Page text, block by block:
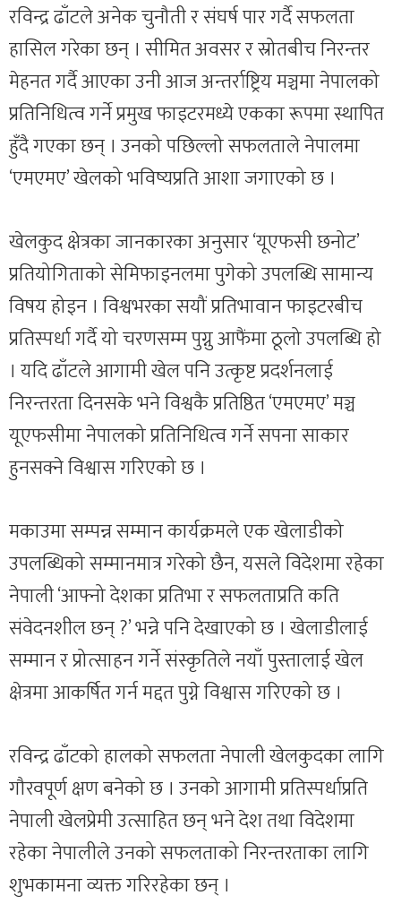
रविन्द्र ढाँटले अनेक चुनौती र संघर्ष पार गर्दै सफलता
हासिल गरेका छन् । सीमित अवसर र स्रोतबीच निरन्तर
मेहनत गर्दै आएका उनी आज अन्तर्राष्ट्रिय मञ्चमा नेपालको
प्रतिनिधित्व गर्ने प्रमुख फाइटरमध्ये एकका रूपमा स्थापित
हुँदै गएका छन् । उनको पछिल्लो सफलताले नेपालमा
‘एमएमए’ खेलको भविष्यप्रति आशा जगाएको छ ।
खेलकुद क्षेत्रका जानकारका अनुसार ‘यूएफसी छनोट’
प्रतियोगिताको सेमिफाइनलमा पुगेको उपलब्धि सामान्य
विषय होइन । विश्वभरका सयौं प्रतिभावान फाइटरबीच
प्रतिस्पर्धा गर्दै यो चरणसम्म पुग्नु आफैंमा ठूलो उपलब्धि हो
। यदि ढाँटले आगामी खेल पनि उत्कृष्ट प्रदर्शनलाई
निरन्तरता दिनसके भने विश्वकै प्रतिष्ठित ‘एमएमए’ मञ्च
यूएफसीमा नेपालको प्रतिनिधित्व गर्ने सपना साकार
हुनसक्ने विश्वास गरिएको छ ।
मकाउमा सम्पन्न सम्मान कार्यक्रमले एक खेलाडीको
उपलब्धिको सम्मानमात्र गरेको छैन, यसले विदेशमा रहेका
नेपाली ‘आफ्नो देशका प्रतिभा र सफलताप्रति कति
संवेदनशील छन् ?’ भन्ने पनि देखाएको छ । खेलाडीलाई
सम्मान र प्रोत्साहन गर्ने संस्कृतिले नयाँ पुस्तालाई खेल
क्षेत्रमा आकर्षित गर्न मद्दत पुग्ने विश्वास गरिएको छ ।
रविन्द्र ढाँटको हालको सफलता नेपाली खेलकुदका लागि
गौरवपूर्ण क्षण बनेको छ । उनको आगामी प्रतिस्पर्धाप्रति
नेपाली खेलप्रेमी उत्साहित छन् भने देश तथा विदेशमा
रहेका नेपालीले उनको सफलताको निरन्तरताका लागि
शुभकामना व्यक्त गरिरहेका छन् ।